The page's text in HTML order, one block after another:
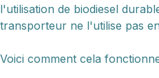
l'utilisation de biodiesel
transporteur ne l'utilise pas
Voici comment cela